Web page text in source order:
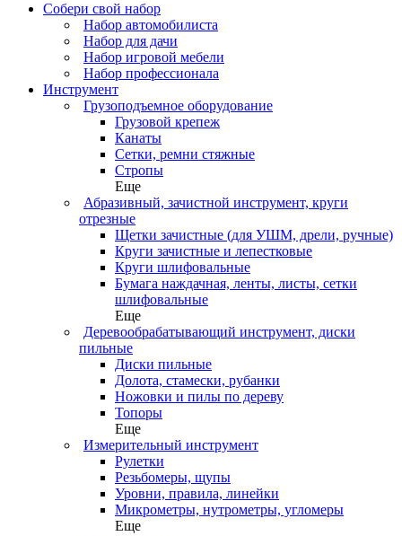
Собери свой набор
Набор автомобилиста
Набор для дачи
Набор игровой мебели
Набор профессионала
Инструмент
Грузоподъемное оборудование
Грузовой крепеж
Канаты
Сетки, ремни стяжные
Стропы
Еще
Абразивный, зачистной инструмент, круги
отрезные
Щетки зачистные (для УШМ, дрели, ручные)
Круги зачистные и лепестковые
Круги шлифовальные
Бумага наждачная, ленты, листы, сетки
шлифовальные
Еще
Деревообрабатывающий инструмент, диски
пильные
Диски пильные
Долота, стамески, рубанки
Ножовки и пилы по дереву
Топоры
Еще
Измерительный инструмент
Рулетки
Резьбомеры, щупы
Уровни, правила, линейки
Микрометры, нутрометры, угломеры
Еще